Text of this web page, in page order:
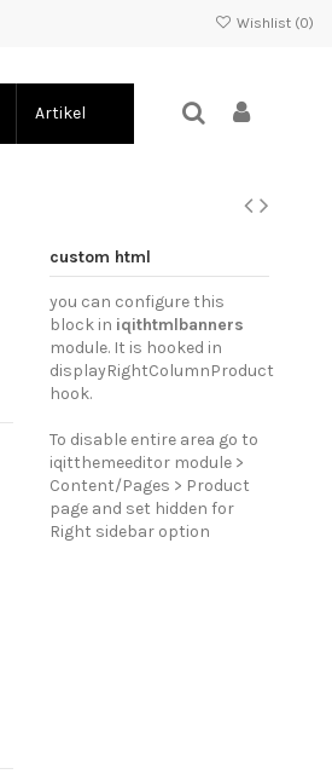
Wishlist (0)
Artikel
custom html
you can configure this
block in iqithtmlbanners
module. It is hooked in
displayRightColumnProduct
hook.
To disable entire area go to
iqitthemeeditor module >
Content/Pages > Product
page and set hidden for
Right sidebar option